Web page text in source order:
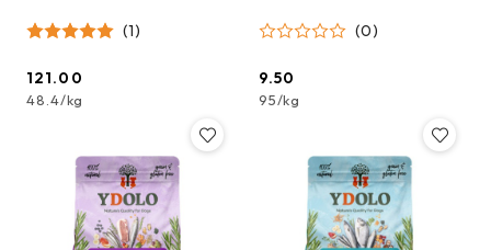
(2,5kg)
(1)
Cena:
121.00
48.4/kg
szczeniąt - próbka 100g
(0)
Cena:
9.50
95/kg